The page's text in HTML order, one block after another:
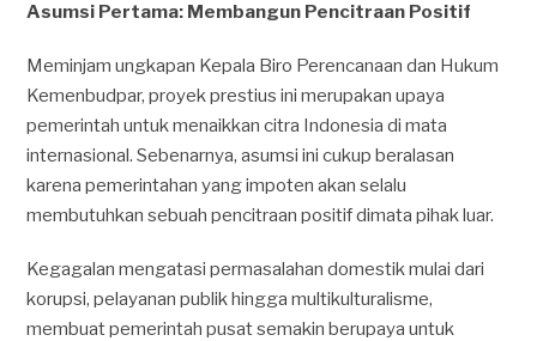
Asumsi Pertama: Membangun Pencitraan Positif
Meminjam ungkapan Kepala Biro Perencanaan dan Hukum
Kemenbudpar, proyek prestius ini merupakan upaya
pemerintah untuk menaikkan citra Indonesia di mata
internasional. Sebenarnya, asumsi ini cukup beralasan
karena pemerintahan yang impoten akan selalu
membutuhkan sebuah pencitraan positif dimata pihak luar.
Kegagalan mengatasi permasalahan domestik mulai dari
korupsi, pelayanan publik hingga multikulturalisme,
membuat pemerintah pusat semakin berupaya untuk